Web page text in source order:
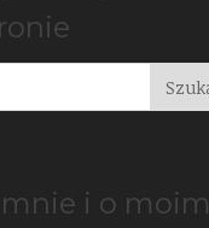
i o moim